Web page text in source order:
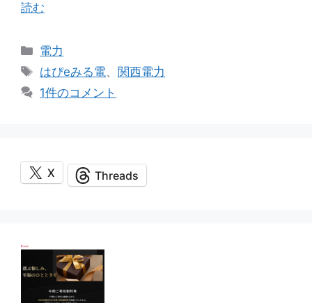
読む
カ
テ
リ
電力
タ
グ
はぴeみる電、 関西電力
1件のコメント
X Threads